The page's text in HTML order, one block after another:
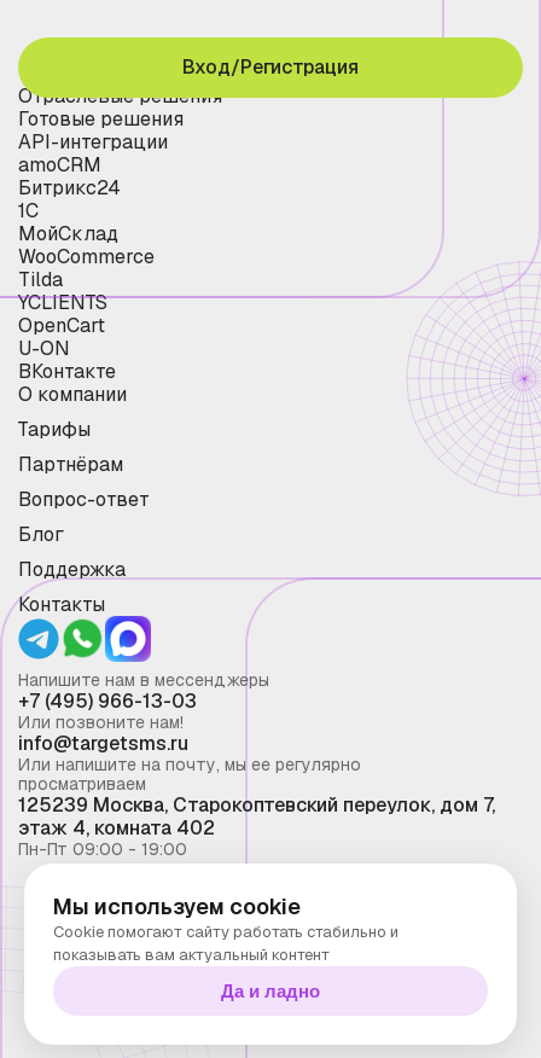
Отраслевые решения
Готовые решения
API-интеграции
amoCRM
Битрикс24
1С
МойСклад
WooCommerce
Tilda
YCLIENTS
OpenCart
U-ON
ВКонтакте
О компании
Тарифы
Партнёрам
Вопрос-ответ
Блог
Поддержка
Контакты
Вход/Регистрация
Напишите нам в мессенджеры
+7 (495) 966-13-03
Или позвоните нам!
info@targetsms.ru
Или напишите на почту, мы ее регулярно
просматриваем
125239 Москва, Старокоптевский переулок, дом 7,
этаж 4, комната 402
Пн-Пт 09:00 - 19:00
Смс рассылка 2026 ©
Запрещено копирование материалов сайта без
письменного разрешения ООО "Таргет Телеком"
Политика конфиденциальности
Мы используем cookie
Cookie помогают сайту работать стабильно и
показывать вам актуальный контент
Да и ладно